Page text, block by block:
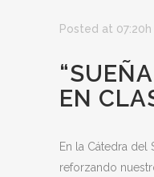
Posted at 07:20h
EN
En la Cátedra del
reforzando